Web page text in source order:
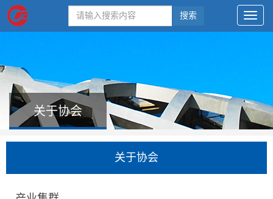
搜索
关于协会
关于协会